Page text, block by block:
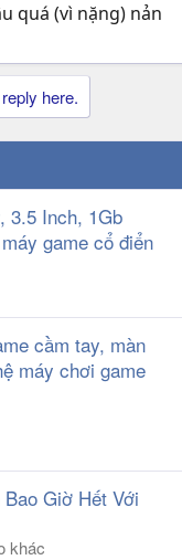
quá (vì nặng) nản
here.
3.5 Inch, 1Gb
game cổ điển
cầm tay, màn
máy chơi game
Giờ Hết Với
khác